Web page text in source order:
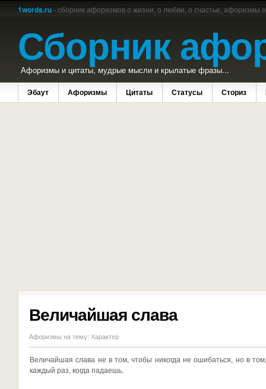
1words.ru- сборник афоризмов о жизни, о любви, о счастье,
Сборник
Афоризмы и цитаты, мудрые мысли и крылатые фразы...
Эбаут Афоризмы Цитаты Статусы Сториз
Величайшая слава
Афоризмы на тему: Характер
Величайшая слава не в том, чтобы никогда не ошибаться, но в
каждый раз, когда падаешь.